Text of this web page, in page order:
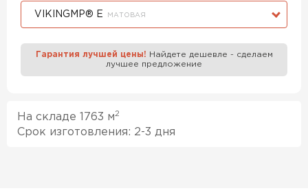
VIKINGMP® E МАТОВАЯ
Гарантия лучшей цены! Найдете дешевле - сделаем
лучшее предложение
На складе 1763 м 2
Срок изготовления: 2-3 дня